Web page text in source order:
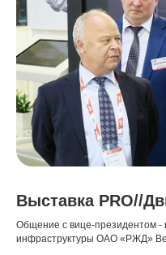
Выставка PRO//
Общение с вице-президентом -
инфраструктуры ОАО «РЖД»